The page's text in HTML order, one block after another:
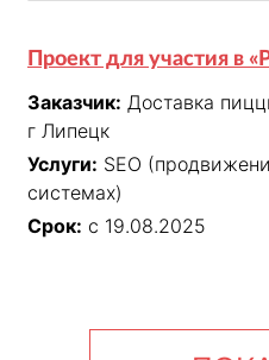
Проект для участия в
Заказчик: Доставка
г Липецк
Услуги: SEO
системах)
Срок: с 19.08.2025